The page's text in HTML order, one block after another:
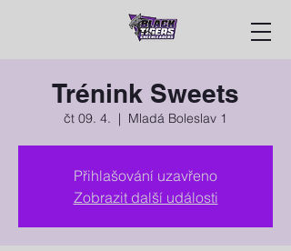
Trénink Sweets
čt 09. 4.
  |
Mladá Boleslav 1
Přihlašování uzavřeno
Zobrazit další události